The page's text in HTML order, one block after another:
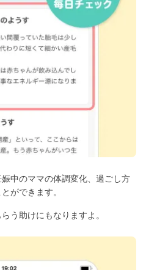
娠中のママの体調変化、過ごし方
ができます。
う助けにもなりますよ。